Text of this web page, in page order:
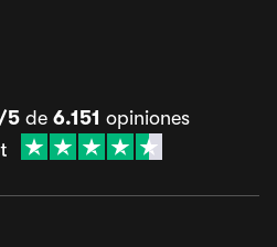
5de 6.151 opiniones